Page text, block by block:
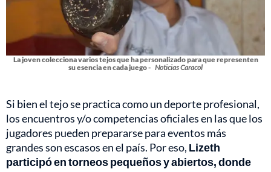
La joven colecciona varios tejos que ha personalizado para que representen
su esencia en cada juego - Noticias Caracol
Si bien el tejo se practica como un deporte profesional,
los encuentros y/o competencias oficiales en las que los
jugadores pueden prepararse para eventos más
grandes son escasos en el país. Por eso, Lizeth
participó en torneos pequeños y abiertos, donde